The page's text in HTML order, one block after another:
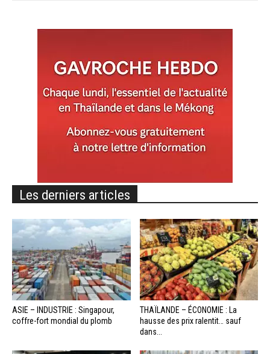
Les derniers articles
ASIE – INDUSTRIE : Singapour,
coffre-fort mondial du plomb
THAÏLANDE – ÉCONOMIE : La
hausse des prix ralentit… sauf
dans...